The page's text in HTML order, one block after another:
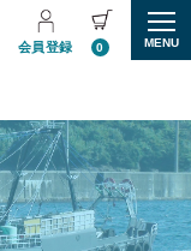
会員登録 0 MENU